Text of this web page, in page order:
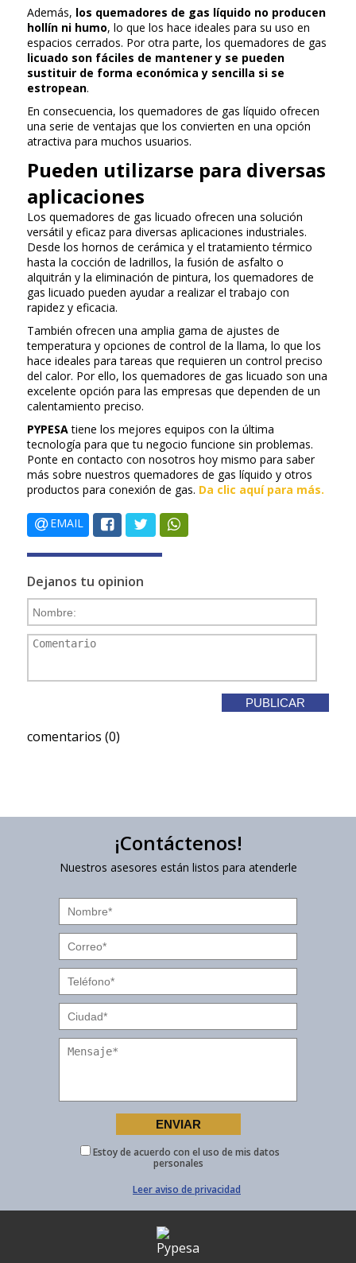
Además, los quemadores de gas líquido no producen
hollín ni humo, lo que los hace ideales para su uso en
espacios cerrados. Por otra parte, los quemadores de gas
licuado son fáciles de mantener y se pueden
sustituir de forma económica y sencilla si se
estropean.
En consecuencia, los quemadores de gas líquido ofrecen
una serie de ventajas que los convierten en una opción
atractiva para muchos usuarios.
Pueden utilizarse para diversas
aplicaciones
Los quemadores de gas licuado ofrecen una solución
versátil y eficaz para diversas aplicaciones industriales.
Desde los hornos de cerámica y el tratamiento térmico
hasta la cocción de ladrillos, la fusión de asfalto o
alquitrán y la eliminación de pintura, los quemadores de
gas licuado pueden ayudar a realizar el trabajo con
rapidez y eficacia.
También ofrecen una amplia gama de ajustes de
temperatura y opciones de control de la llama, lo que los
hace ideales para tareas que requieren un control preciso
del calor. Por ello, los quemadores de gas licuado son una
excelente opción para las empresas que dependen de un
calentamiento preciso.
PYPESAtiene los mejores equipos con la última
tecnología para que tu negocio funcione sin problemas.
Ponte en contacto con nosotros hoy mismo para saber
más sobre nuestros quemadores de gas líquido y otros
productos para conexión de gas. Da clic aquí para más.
EMAIL
Dejanos tu opinion
comentarios (0)
¡Contáctenos!
Nuestros asesores están listos para atenderle
Estoy de acuerdo con el uso de mis datos
personales
Leer aviso de privacidad